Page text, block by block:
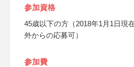
参加資格
45歳以下の方（2018年1月1日現
外からの応募可）
参加費